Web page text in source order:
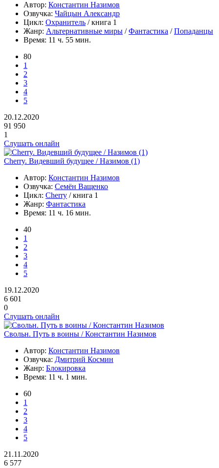
Автор: Константин Назимов
Озвучка: Чайцын Александр
Цикл: Охранитель / книга 1
Жанр: Альтернативные миры /Фантастика /Попаданцы
Время: 11 ч. 55 мин.
80
1
2
3
4
5
20.12.2020
91 950
1
Слушать онлайн
Cherry. Видевший будущее / Назимов (1)
Автор: Константин Назимов
Озвучка: Семён Ващенко
Цикл: Cherry / книга 1
Жанр: Фантастика
Время: 11 ч. 16 мин.
40
1
2
3
4
5
19.12.2020
6 601
0
Слушать онлайн
Свольн. Путь в воины / Константин Назимов
Автор: Константин Назимов
Озвучка: Дмитрий Космин
Жанр: Блокировка
Время: 11 ч. 1 мин.
60
1
2
3
4
5
21.11.2020
6 577